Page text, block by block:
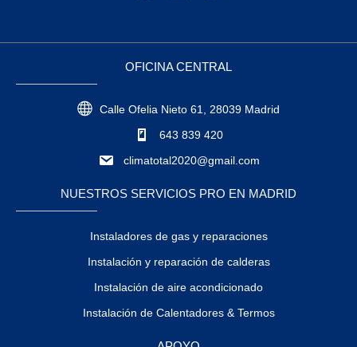
OFICINA CENTRAL
Calle Ofelia Nieto 61, 28039 Madrid
643 839 420
climatotal2020@gmail.com
NUESTROS SERVICIOS PRO EN MADRID
Instaladores de gas y reparaciones
Instalación y reparación de calderas
Instalación de aire acondicionado
Instalación de Calentadores & Termos